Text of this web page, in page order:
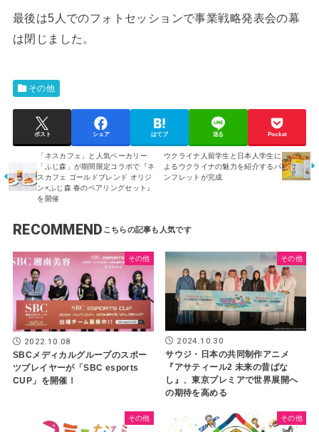
最後は5人でのフォトセッションで事業戦略発表会の幕
は閉じました。
その他
ポスト シェア はてブ 送る Pocket
「ネスカフェ」と人気ベーカリー
「ふじ森」が期間限定コラボで『ネ
スカフェ ゴールドブレンド オリジ
ン×ふじ森 春のペアリングセット』
を開催
ウクライナ人留学生と日本人学生に
よるウクライナの魅力を紹介するパ
ンフレットが完成
RECOMMEND
その他
2022.10.08
SBCメディカルグループのスポー
ツプレイヤーが「SBC esports
CUP」を開催！
その他
2024.10.30
サウジ・日本の共同制作アニメ
『アサティール2 未来の昔ばな
し』、東京プレミアで世界展開へ
の期待を高める
その他 その他